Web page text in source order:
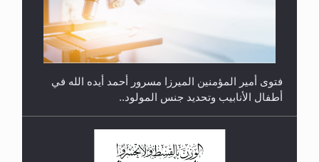
فتوى أمير المؤمنين الميرزا مسرور أحمد أيده الله في
أطفال الأنابيب وتحديد جنس المولود..